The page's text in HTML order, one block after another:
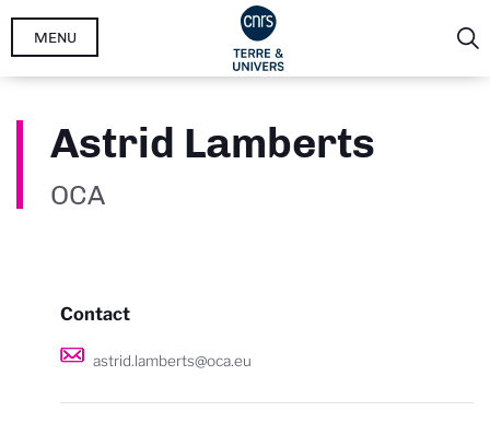
Aller
MENU
Astrid Lamberts
OCA
Contact
astrid.lamberts@oca.eu